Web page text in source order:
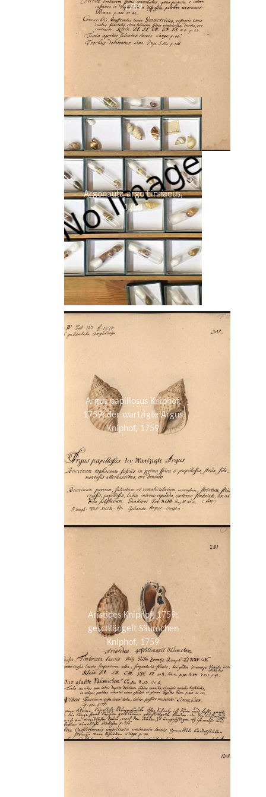
1759
Argonauta argo Linnaeus,
1758
Argus papillosus Kniphof,
1759; der wartzigte Argus
Kniphof, 1759
Aristides Kniphof, 1759;
geschlängelt Säumchen
Kniphof, 1759